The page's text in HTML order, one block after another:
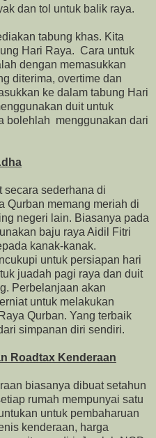
dan tol untuk balik raya.
tabung khas. Kita
Hari Raya. Cara untuk
dengan memasukkan
diterima, overtime dan
ke dalam tabung Hari
duit untuk
bolehlah menggunakan dari
secara sederhana di
Qurban memang meriah di
negeri lain. Biasanya pada
baju raya Aidil Fitri
kanak-kanak.
untuk persiapan hari
juadah pagi raya dan duit
Perbelanjaan akan
untuk melakukan
Qurban. Yang terbaik
simpanan diri sendiri.
Roadtax Kenderaan
biasanya dibuat setahun
rumah mempunyai satu
untuk pembaharuan
kenderaan, harga